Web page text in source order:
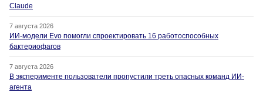
Claude
7 августа 2026
ИИ-модели Evo помогли спроектировать 16 работоспособных
бактериофагов
7 августа 2026
В эксперименте пользователи пропустили треть опасных команд ИИ-
агента